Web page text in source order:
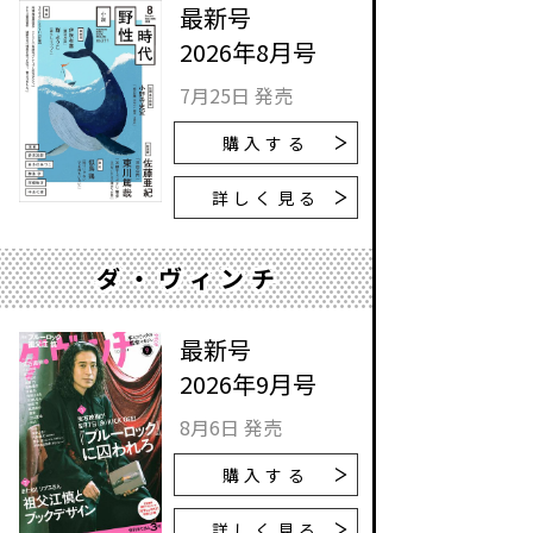
最新号
2026年8月号
7月25日 発売
購入する
詳しく見る
ダ・ヴィンチ
最新号
2026年9月号
8月6日 発売
購入する